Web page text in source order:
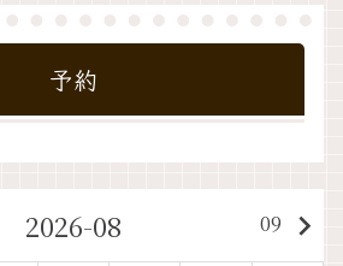
予約
2026-08 09 keyboard_arrow_right